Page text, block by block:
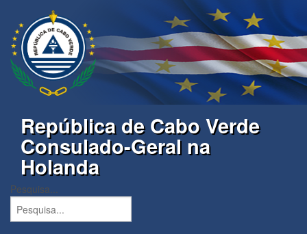
República de Cabo Verde
Consulado-Geral na
Holanda
Pesquisa...